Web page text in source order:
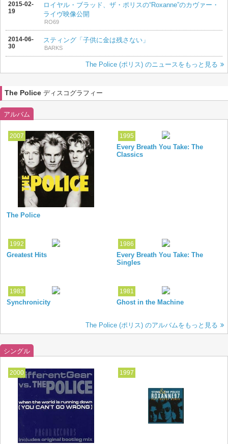
2015-02-
19
ロイヤル・ブラッド、ザ・ポリスの“Roxanne”のカヴァー・
ライヴ映像公開
RO69
2014-06-
30
スティング「子供に金は残さない」
BARKS
The Police (ポリス) のニュースをもっと見る
The Police ディスコグラフィー
アルバム
2007
The Police
1995
Every Breath You Take: The
Classics
1992
Greatest Hits
1986
Every Breath You Take: The
Singles
1983
Synchronicity
1981
Ghost in the Machine
The Police (ポリス) のアルバムをもっと見る
シングル
2000 1997